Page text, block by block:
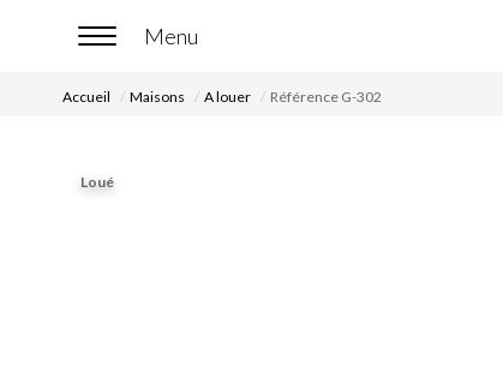
Accueil Maisons A louer Référence G-302
Loué